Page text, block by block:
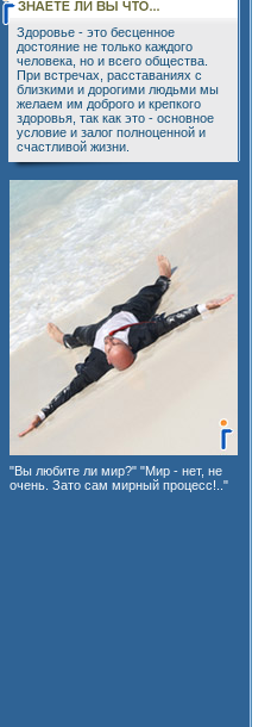
Здоровье - это бесценное
достояние не только каждого
человека, но и всего общества.
При встречах, расставаниях с
близкими и дорогими людьми мы
желаем им доброго и крепкого
здоровья, так как это - основное
условие и залог полноценной и
счастливой жизни.
"Вы любите ли мир?" "Мир - нет, не
очень. Зато сам мирный процесс!.."